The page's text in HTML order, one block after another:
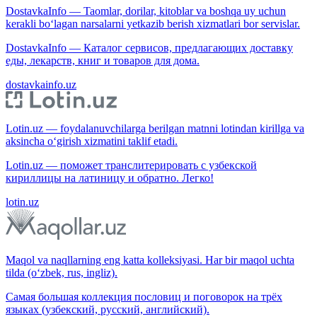
DostavkaInfo — Taomlar, dorilar, kitoblar va boshqa uy uchun
kerakli bo‘lagan narsalarni yetkazib berish xizmatlari bor servislar.
DostavkaInfo — Каталог сервисов, предлагающих доставку
еды, лекарств, книг и товаров для дома.
dostavkainfo.uz
Lotin.uz — foydalanuvchilarga berilgan matnni lotindan kirillga va
aksincha o‘girish xizmatini taklif etadi.
Lotin.uz — поможет транслитерировать с узбекской
кириллицы на латиницу и обратно. Легко!
lotin.uz
Maqol va naqllarning eng katta kolleksiyasi. Har bir maqol uchta
tilda (o‘zbek, rus, ingliz).
Самая большая коллекция пословиц и поговорок на трёх
языках (узбекский, русский, английский).